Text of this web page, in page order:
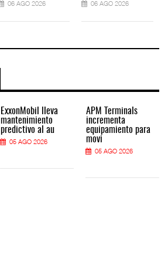
06 AGO 2026 06 AGO 2026
ExxonMobil lleva
mantenimiento
predictivo al au
05 AGO 2026
APM Terminals
incrementa
equipamiento para
movi
05 AGO 2026